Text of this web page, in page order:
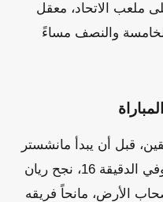
اللقاء على ملعب الاتحاد، معقل
والنصف مساءً
قبل أن يبدأ مانشستر
سيتي في فرض أسلوبه الهجومي. وفي الدقيقة 16، نجح ريان
الأرض، مانحاً فريقه